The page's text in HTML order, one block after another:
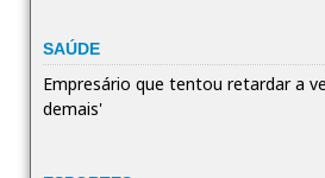
SAÚDE
Empresário que tentou retardar a
demais'